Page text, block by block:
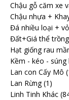
Chậu gỗ căm xe
Chậu nhựa +
Đá nhiều loại +
Đất+Giá thể
Hạt giống rau
Kềm - kéo -
Lan con Cấy Mô
Lan Rừng (1)
Linh Tinh Khác